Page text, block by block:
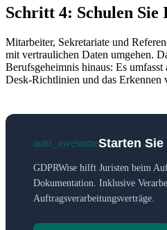
Schritt 4: Schulen Sie
Mitarbeiter, Sekretariate und
mit vertraulichen Daten umgehen.
Berufsgeheimnis hinaus: Es
Desk-Richtlinien und das Erkennen
auto_awesomeStarten
GDPRWise hilft Juristen beim
Dokumentation. Inklusive
Auftragsverarbeitungsverträge.